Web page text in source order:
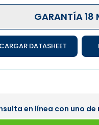
GARANTÍA 18
DATASHEET
en línea con uno